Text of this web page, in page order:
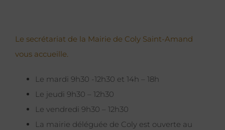
Le secrétariat de la Mairie de Coly Saint-Amand
vous accueille.
Le mardi 9h30 -12h30 et 14h – 18h
Le jeudi 9h30 – 12h30
Le vendredi 9h30 – 12h30
La mairie déléguée de Coly est ouverte au